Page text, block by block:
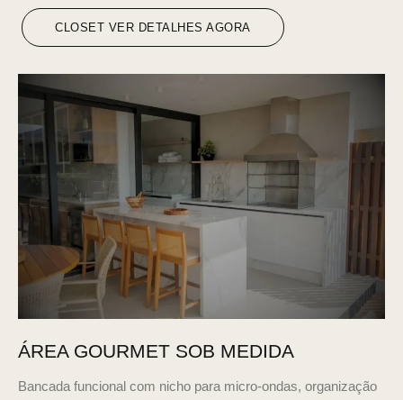
CLOSET VER DETALHES AGORA
ÁREA GOURMET SOB MEDIDA
Bancada funcional com nicho para micro-ondas, organização